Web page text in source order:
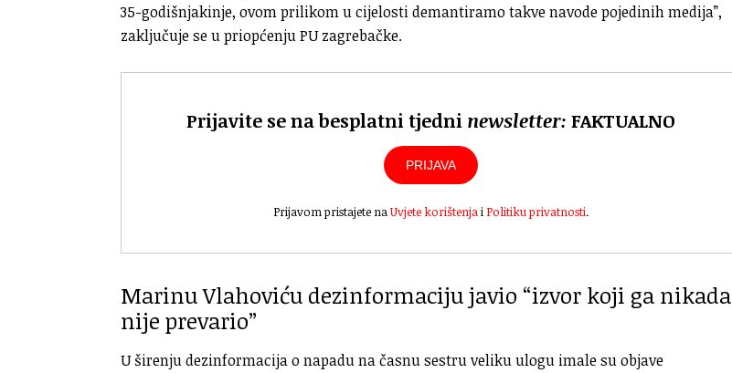
35-godišnjakinje, ovom prilikom u cijelosti demantiramo takve navode pojedinih medija”,
zaključuje se u priopćenju PU zagrebačke.
Prijavite se na besplatni tjedni newsletter: FAKTUALNO
PRIJAVA
Prijavom pristajete naUvjete korištenjai Politiku privatnosti.
Marinu Vlahoviću dezinformaciju javio “izvor koji ga nikada
nije prevario”
U širenju dezinformacija o napadu na časnu sestru veliku ulogu imale su objave